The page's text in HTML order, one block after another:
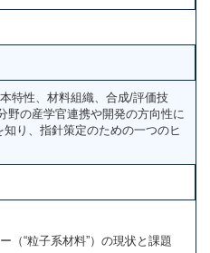
特性、材料組織、合成/評価技
野の産学官連携や開発の方向性に
り、指針策定のための一つのヒ
（“粒子系材料”）の現状と課題